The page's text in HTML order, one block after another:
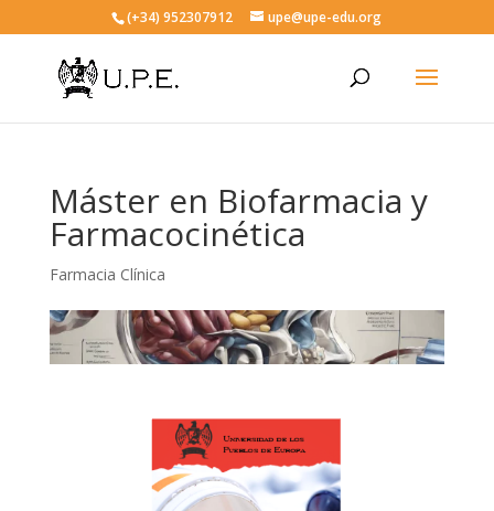
(+34) 952307912 upe@upe-edu.org
Máster en Biofarmacia y
Farmacocinética
Farmacia Clínica